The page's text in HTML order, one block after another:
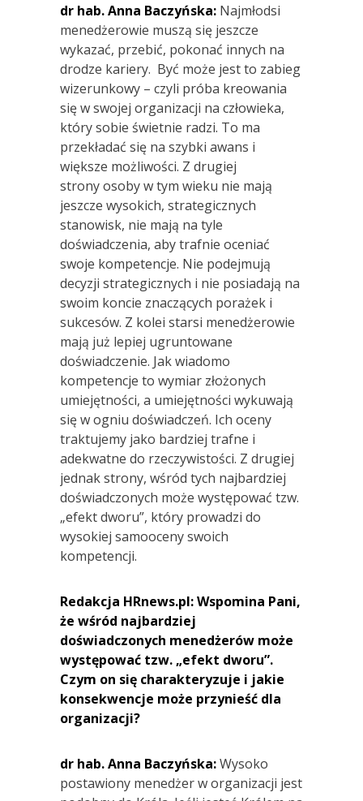
dr hab. Anna Baczyńska: Najmłodsi
menedżerowie muszą się jeszcze
wykazać, przebić, pokonać innych na
drodze kariery. Być może jest to zabieg
wizerunkowy – czyli próba kreowania
się w swojej organizacji na człowieka,
który sobie świetnie radzi. To ma
przekładać się na szybki awans i
większe możliwości. Z drugiej
strony osoby w tym wieku nie mają
jeszcze wysokich, strategicznych
stanowisk, nie mają na tyle
doświadczenia, aby trafnie oceniać
swoje kompetencje. Nie podejmują
decyzji strategicznych i nie posiadają na
swoim koncie znaczących porażek i
sukcesów. Z kolei starsi menedżerowie
mają już lepiej ugruntowane
doświadczenie. Jak wiadomo
kompetencje to wymiar złożonych
umiejętności, a umiejętności wykuwają
się w ogniu doświadczeń. Ich oceny
traktujemy jako bardziej trafne i
adekwatne do rzeczywistości. Z drugiej
jednak strony, wśród tych najbardziej
doświadczonych może występować tzw.
„efekt dworu”, który prowadzi do
wysokiej samooceny swoich
kompetencji.
Redakcja HRnews.pl: Wspomina Pani,
że wśród najbardziej
doświadczonych menedżerów może
występować tzw. „efekt dworu”.
Czym on się charakteryzuje i jakie
konsekwencje może przynieść dla
organizacji?
dr hab. Anna Baczyńska:Wysoko
postawiony menedżer w organizacji jest